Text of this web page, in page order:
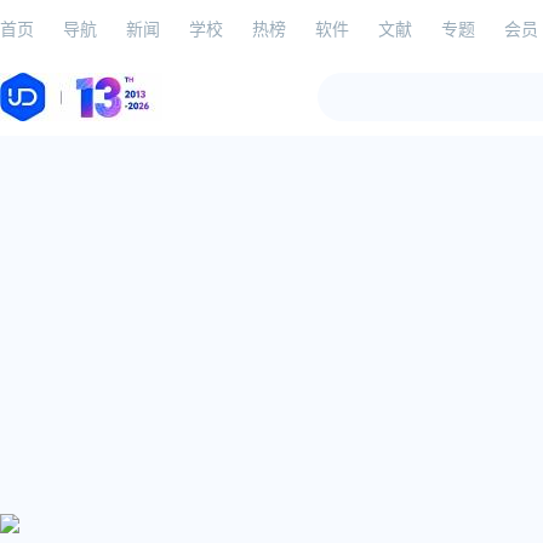
首页 导航 新闻 学校 热榜 软件 文献 专题 会员